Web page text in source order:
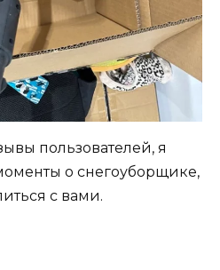
пользователей, я
о снегоуборщике,
с вами.